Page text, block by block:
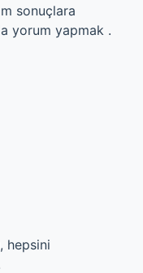
sonuçlara
yorum yapmak .
hepsini